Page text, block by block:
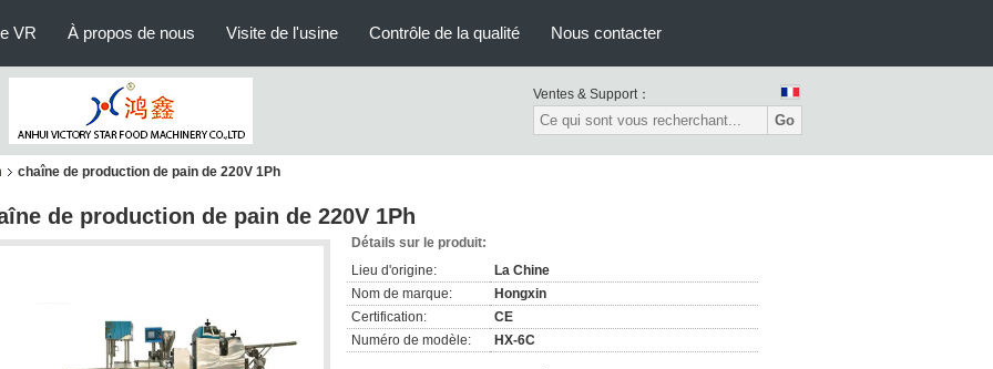
VR À propos de nous Visite de l'usine Contrôle de la qualité Nous contacter
Ventes & Support：
Go
chaîne de production de pain de 220V 1Ph
de production de pain de 220V 1Ph
Détails sur le produit:
Lieu d'origine:
La Chine
Nom de marque:
Hongxin
Certification:
CE
Numéro de modèle:
HX-6C